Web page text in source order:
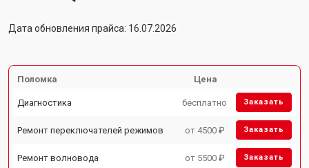
Дата обновления прайса: 16.07.2026
Поломка Цена
Диагностика бесплатно Заказать
Ремонт переключателей режимов от 4500 ₽ Заказать
Ремонт волновода от 5500 ₽ Заказать